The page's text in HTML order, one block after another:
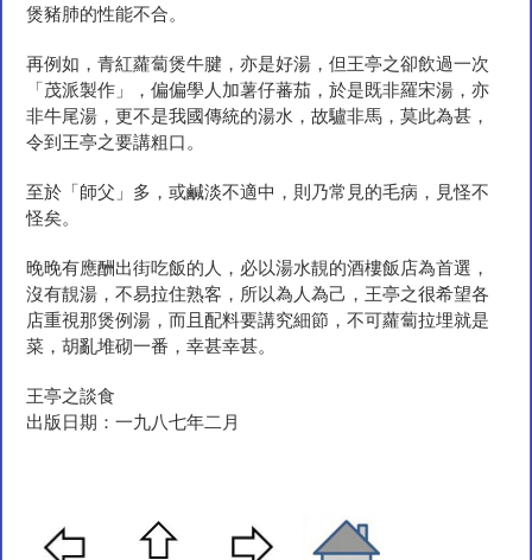
煲豬肺的性能不合。
再例如，青紅蘿蔔煲牛腱，亦是好湯，但王亭之卻飲過一次
「茂派製作」，偏偏學人加薯仔蕃茄，於是既非羅宋湯，亦
非牛尾湯，更不是我國傳統的湯水，故驢非馬，莫此為甚，
令到王亭之要講粗口。
至於「師父」多，或鹹淡不適中，則乃常見的毛病，見怪不
怪矣。
晚晚有應酬出街吃飯的人，必以湯水靚的酒樓飯店為首選，
沒有靚湯，不易拉住熟客，所以為人為己，王亭之很希望各
店重視那煲例湯，而且配料要講究細節，不可蘿蔔拉埋就是
菜，胡亂堆砌一番，幸甚幸甚。
王亭之談食
出版日期：一九八七年二月